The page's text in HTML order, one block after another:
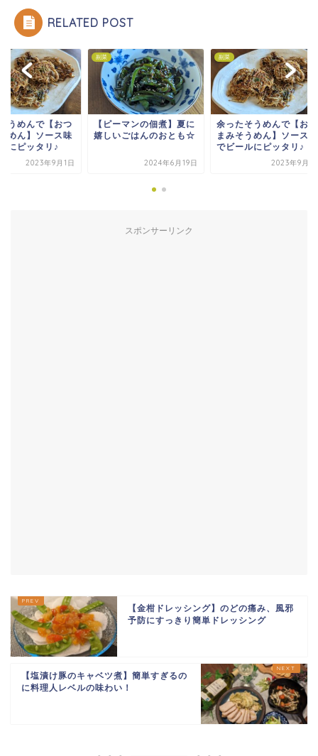
RELATED POST
ーマンの佃煮】夏に
いごはんのおとも☆
2024年6月19日
副菜
余ったそうめんで【おつ
まみそうめん】ソース味
2023年9月1日
副菜
【ピーマンの佃煮】
嬉しいごはんのお
2024年6
スポンサーリンク
【金柑ドレッシング】のどの痛み、風邪
予防にすっきり簡単ドレッシング
【塩漬け豚のキャベツ煮】簡単すぎるの
に料理人レベルの味わい！